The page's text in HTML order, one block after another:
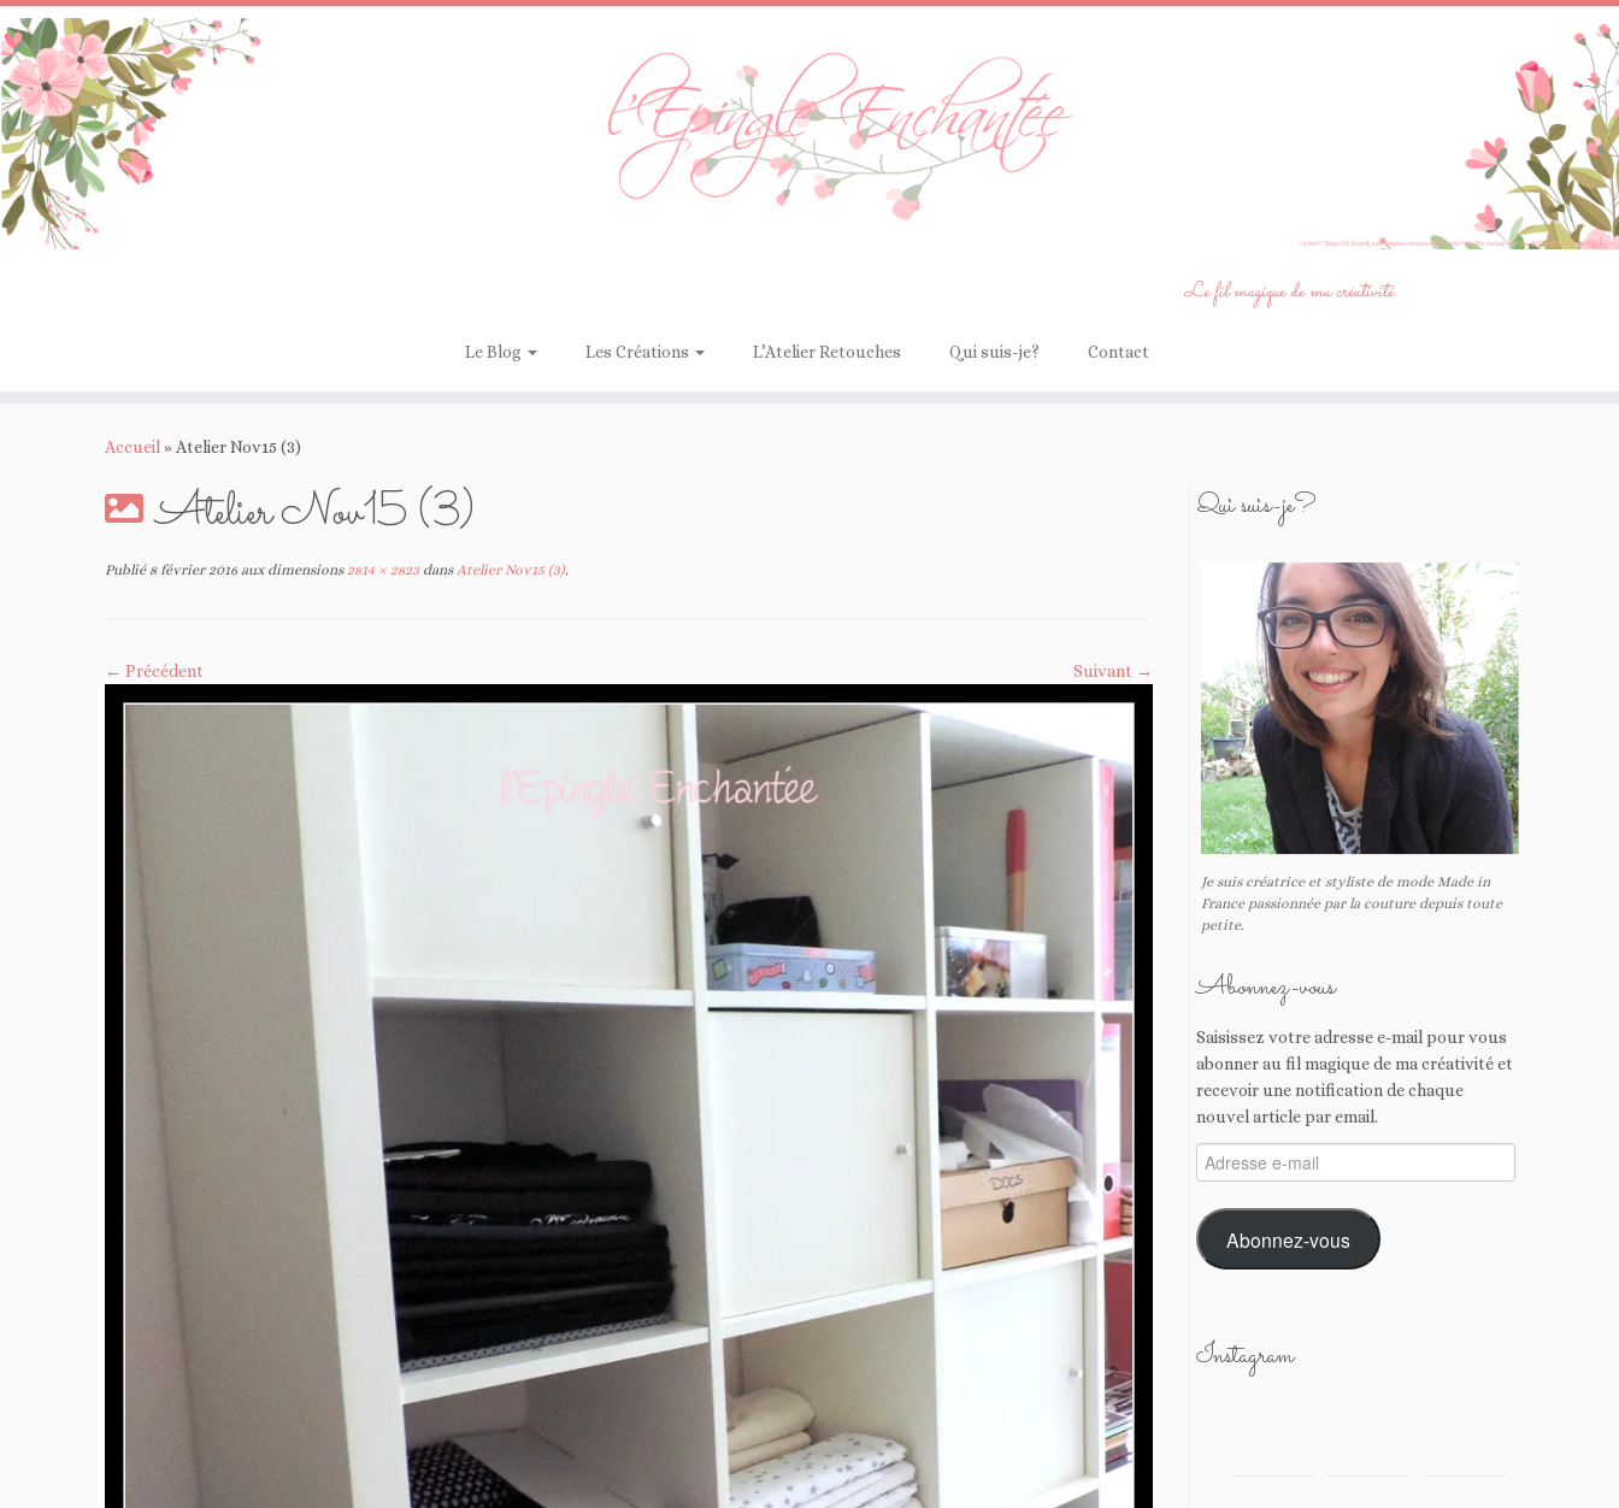
Passer
au
contenu
Le fil magique de ma créativité
Le Blog Les Créations L’Atelier Retouches Qui suis-je? Contact
Accueil » Atelier Nov15 (3)
Atelier Nov15 (3)
Publié 8 février 2016 aux dimensions2814 × 2823 dansAtelier Nov15 (3).
← Précédent Suivant →
Qui suis-je?
Je suis créatrice et styliste de mode Made in
France passionnée par la couture depuis toute
petite.
Abonnez-vous
Saisissez votre adresse e-mail pour vous
abonner au fil magique de ma créativité et
recevoir une notification de chaque
nouvel article par email.
Adresse
e-
mail
Abonnez-vous
Instagram